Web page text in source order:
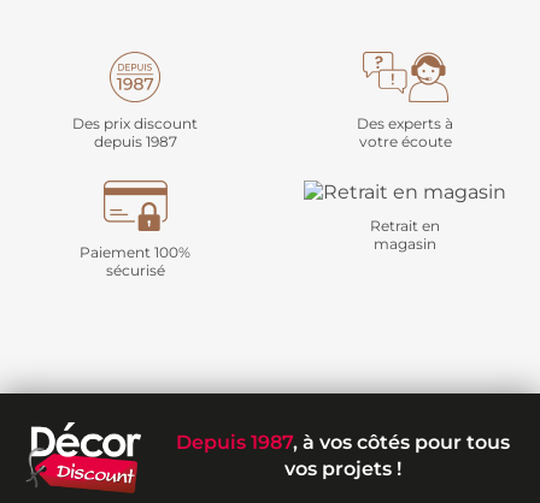
Des prix discount
depuis 1987
Des experts à
votre écoute
Paiement 100%
sécurisé
Retrait en
magasin
Depuis 1987, à vos côtés pour tous
vos projets !